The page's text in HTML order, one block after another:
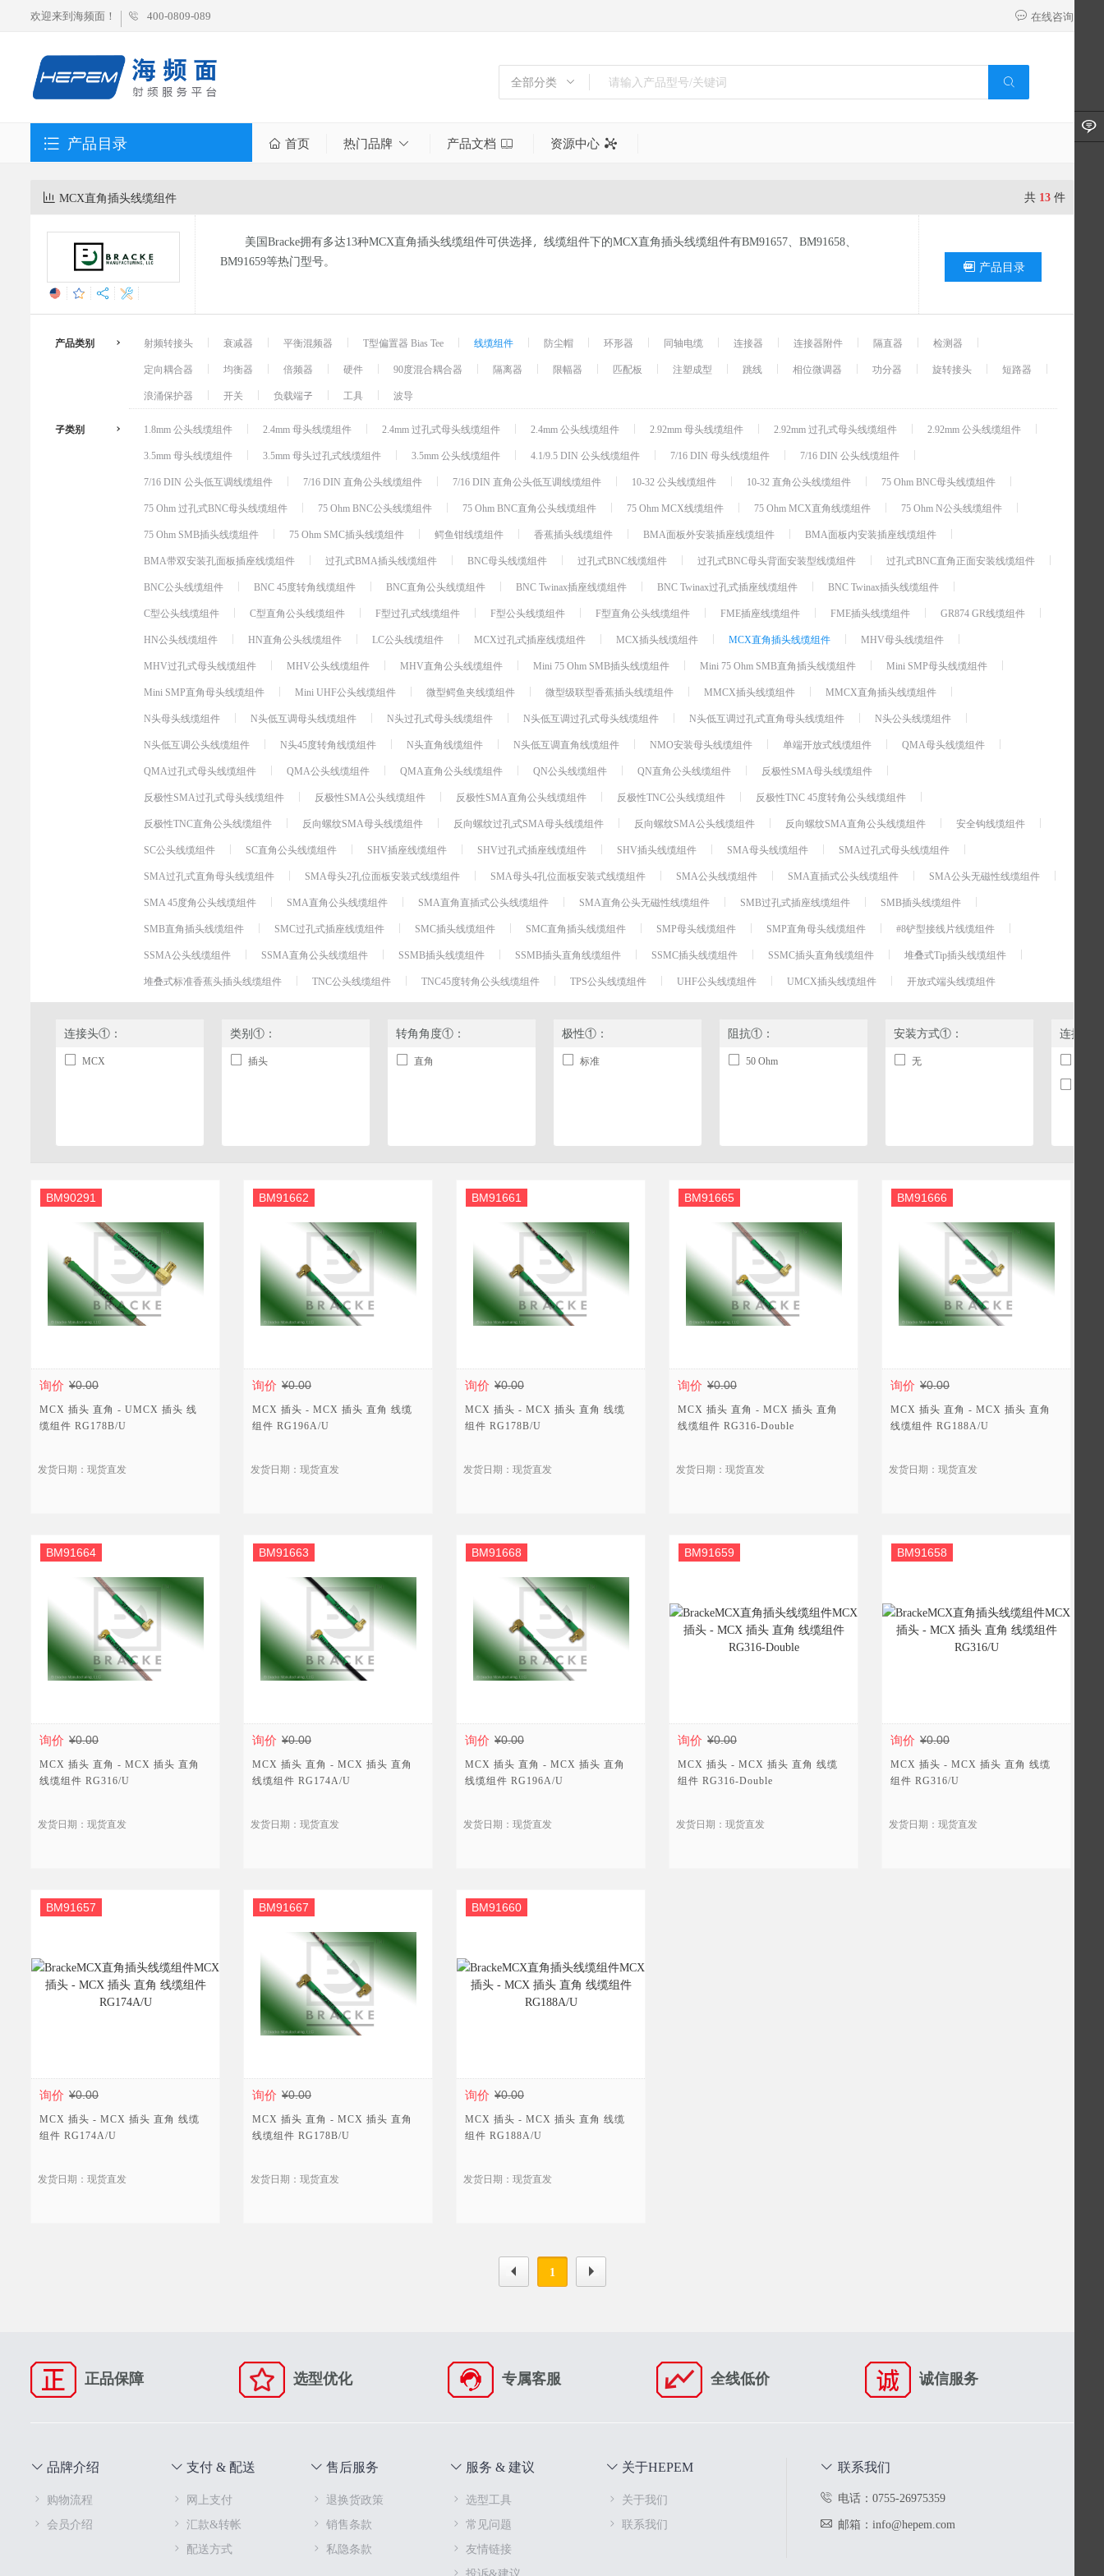
欢迎来到海频面！ 400-0809-089 在线咨询
全部分类
射频同轴衰减器
射频转接头
工具
巴伦
振荡器/合成器
放大器
波导
混频器
滤波器
耦合器
射频连接器
连接器配件
阻抗变换器
限幅器/检波器
防尘帽
环形器
连接器附件
检测器
均衡器
跳线
相位微调器
产品目录 首页 热门品牌 产品文档 资源中心
MCX直角插头线缆组件 共 13 件
美国Bracke拥有多达13种MCX直角插头线缆组件可供选择，线缆组件下的MCX直角插头线缆组件有BM91657、BM91658、
BM91659等热门型号。
产品目录
产品类别 射频转接头 衰减器 平衡混频器 T型偏置器 Bias Tee 线缆组件 防尘帽 环形器 同轴电缆 连接器 连接器附件 隔直器
检测器
定向耦合器
均衡器 倍频器 硬件 90度混合耦合器 隔离器 限幅器 匹配板 注塑成型 跳线 相位微调器 功分器 旋转接头
短路器
浪涌保护器
开关 负载端子 工具 波导
子类别 1.8mm 公头线缆组件 2.4mm 母头线缆组件 2.4mm 过孔式母头线缆组件 2.4mm 公头线缆组件 2.92mm 母头线缆组件 2.92mm 过孔式母头线缆组件
2.92mm 公头线缆组件
3.5mm 母头线缆组件
3.5mm 母头过孔式线缆组件 3.5mm 公头线缆组件 4.1/9.5 DIN 公头线缆组件 7/16 DIN 母头线缆组件
7/16 DIN 公头线缆组件
7/16 DIN 公头低互调线缆组件
7/16 DIN 直角公头线缆组件 7/16 DIN 直角公头低互调线缆组件 10-32 公头线缆组件 10-32 直角公头线缆组件
75 Ohm BNC母头线缆组件
75 Ohm 过孔式BNC母头线缆组件
75 Ohm BNC公头线缆组件 75 Ohm BNC直角公头线缆组件 75 Ohm MCX线缆组件 75 Ohm MCX直角线缆组件
75 Ohm N公头线缆组件
75 Ohm SMB插头线缆组件
75 Ohm SMC插头线缆组件 鳄鱼钳线缆组件 香蕉插头线缆组件 BMA面板外安装插座线缆组件
BMA面板内安装插座线缆组件
BMA带双安装孔面板插座线缆组件
过孔式BMA插头线缆组件 BNC母头线缆组件 过孔式BNC线缆组件 过孔式BNC母头背面安装型线缆组件
过孔式BNC直角正面安装线缆组件
BNC公头线缆组件
BNC 45度转角线缆组件 BNC直角公头线缆组件 BNC Twinax插座线缆组件 BNC Twinax过孔式插座线缆组件
BNC Twinax插头线缆组件
C型公头线缆组件
C型直角公头线缆组件 F型过孔式线缆组件 F型公头线缆组件 F型直角公头线缆组件 FME插座线缆组件 FME插头线缆组件
GR874 GR线缆组件
HN公头线缆组件
HN直角公头线缆组件 LC公头线缆组件 MCX过孔式插座线缆组件 MCX插头线缆组件 MCX直角插头线缆组件
MHV母头线缆组件
MHV过孔式母头线缆组件
MHV公头线缆组件 MHV直角公头线缆组件 Mini 75 Ohm SMB插头线缆组件 Mini 75 Ohm SMB直角插头线缆组件
Mini SMP母头线缆组件
Mini SMP直角母头线缆组件
Mini UHF公头线缆组件 微型鳄鱼夹线缆组件 微型级联型香蕉插头线缆组件 MMCX插头线缆组件
MMCX直角插头线缆组件
N头母头线缆组件
N头低互调母头线缆组件 N头过孔式母头线缆组件 N头低互调过孔式母头线缆组件 N头低互调过孔式直角母头线缆组件
N头公头线缆组件
N头低互调公头线缆组件
N头45度转角线缆组件 N头直角线缆组件 N头低互调直角线缆组件 NMO安装母头线缆组件 单端开放式线缆组件
QMA母头线缆组件
QMA过孔式母头线缆组件
QMA公头线缆组件 QMA直角公头线缆组件 QN公头线缆组件 QN直角公头线缆组件
反极性SMA母头线缆组件
反极性SMA过孔式母头线缆组件
反极性SMA公头线缆组件 反极性SMA直角公头线缆组件 反极性TNC公头线缆组件
反极性TNC 45度转角公头线缆组件
反极性TNC直角公头线缆组件
反向螺纹SMA母头线缆组件 反向螺纹过孔式SMA母头线缆组件 反向螺纹SMA公头线缆组件 反向螺纹SMA直角公头线缆组件
安全钩线缆组件
SC公头线缆组件
SC直角公头线缆组件 SHV插座线缆组件 SHV过孔式插座线缆组件 SHV插头线缆组件 SMA母头线缆组件
SMA过孔式母头线缆组件
SMA过孔式直角母头线缆组件
SMA母头2孔位面板安装式线缆组件 SMA母头4孔位面板安装式线缆组件 SMA公头线缆组件 SMA直插式公头线缆组件
SMA公头无磁性线缆组件
SMA 45度角公头线缆组件
SMA直角公头线缆组件 SMA直角直插式公头线缆组件 SMA直角公头无磁性线缆组件 SMB过孔式插座线缆组件
SMB插头线缆组件
SMB直角插头线缆组件
SMC过孔式插座线缆组件 SMC插头线缆组件 SMC直角插头线缆组件 SMP母头线缆组件 SMP直角母头线缆组件
#8铲型接线片线缆组件
SSMA公头线缆组件
SSMA直角公头线缆组件 SSMB插头线缆组件 SSMB插头直角线缆组件 SSMC插头线缆组件 SSMC插头直角线缆组件
堆叠式Tip插头线缆组件
堆叠式标准香蕉头插头线缆组件
TNC公头线缆组件 TNC45度转角公头线缆组件 TPS公头线缆组件 UHF公头线缆组件 UMCX插头线缆组件 开放式端头线缆组件
连接头①：
MCX
类别①：
插头
转角角度①：
直角
极性①：
标准
阻抗①：
50 Ohm
安装方式①：
无
连接头
询价 ¥0.00
BM90291
MCX 插头 直角 - UMCX 插头 线
缆组件 RG178B/U
发货日期：现货直发
询价 ¥0.00
BM91662
MCX 插头 - MCX 插头 直角 线缆
组件 RG196A/U
发货日期：现货直发
询价 ¥0.00
BM91661
MCX 插头 - MCX 插头 直角 线缆
组件 RG178B/U
发货日期：现货直发
询价 ¥0.00
BM91665
MCX 插头 直角 - MCX 插头 直角
线缆组件 RG316-Double
发货日期：现货直发
询价 ¥0.00
BM91666
MCX 插头 直角 - MCX 插头 直角
线缆组件 RG188A/U
发货日期：现货直发
询价 ¥0.00
BM91664
MCX 插头 直角 - MCX 插头 直角
线缆组件 RG316/U
发货日期：现货直发
询价 ¥0.00
BM91663
MCX 插头 直角 - MCX 插头 直角
线缆组件 RG174A/U
发货日期：现货直发
询价 ¥0.00
BM91668
MCX 插头 直角 - MCX 插头 直角
线缆组件 RG196A/U
发货日期：现货直发
询价 ¥0.00
BM91659
MCX 插头 - MCX 插头 直角 线缆
组件 RG316-Double
发货日期：现货直发
询价 ¥0.00
BM91658
MCX 插头 - MCX 插头 直角 线缆
组件 RG316/U
发货日期：现货直发
询价 ¥0.00
BM91657
MCX 插头 - MCX 插头 直角 线缆
组件 RG174A/U
发货日期：现货直发
询价 ¥0.00
BM91667
MCX 插头 直角 - MCX 插头 直角
线缆组件 RG178B/U
发货日期：现货直发
询价 ¥0.00
BM91660
MCX 插头 - MCX 插头 直角 线缆
组件 RG188A/U
发货日期：现货直发
1
正品保障 选型优化 专属客服 全线低价 诚信服务
品牌介绍
购物流程
会员介绍
支付 & 配送
网上支付
汇款&转帐
配送方式
售后服务
退换货政策
销售条款
私隐条款
服务 & 建议
选型工具
常见问题
友情链接
关于HEPEM
关于我们
联系我们
联系我们
电话：0755-26975359
邮箱：info@hepem.com